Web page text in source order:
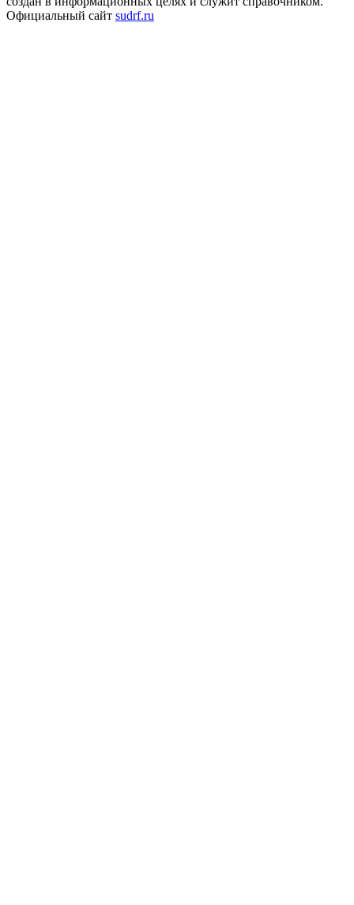
Официальный сайт sudrf.ru